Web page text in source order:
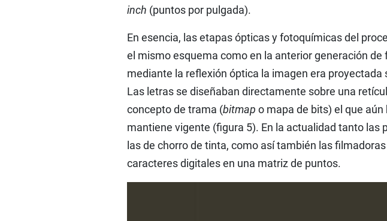
inch (puntos por pulgada).
En esencia, las etapas ópticas y fotoquímicas del
el mismo esquema como en la anterior generación de
mediante la reflexión óptica la imagen era
Las letras se diseñaban directamente sobre una
concepto de trama (bitmap o mapa de bits) el que
mantiene vigente (figura 5). En la actualidad tanto las
las de chorro de tinta, como así también las
caracteres digitales en una matriz de puntos.